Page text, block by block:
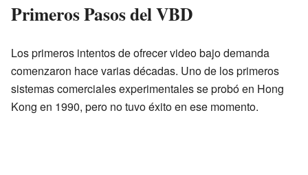
Primeros Pasos del VBD
Los primeros intentos de ofrecer video bajo demanda
comenzaron hace varias décadas. Uno de los primeros
sistemas comerciales experimentales se probó en Hong
Kong en 1990, pero no tuvo éxito en ese momento.